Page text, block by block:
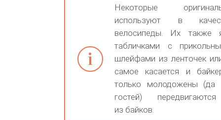
Некоторые
используют в
велосипеды. Их также
табличками с
шлейфами из ленточек
самое касается и
только молодожены (да
гостей)
из байков.